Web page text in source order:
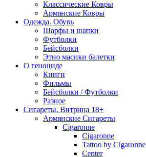
Классические Ковры
Армянские Ковры
Одежда. Обувь
Шарфы и шапки
Футболки
Бейсболки
Этно масики балетки
О геноциде
Книги
Фильмы
Бейсболки / Футболки
Разное
Сигареты. Витрина 18+
Армянские Сигареты
Cigaronne
Cigaronne
Tattoo by Cigaronne
Center